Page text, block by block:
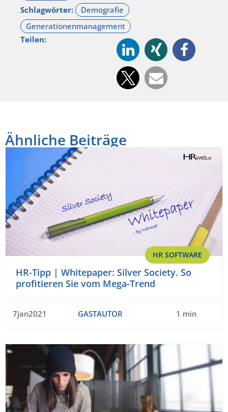
Schlagwörter:
Teilen:
Ähnliche Beiträge
HR SOFTWARE
HR-Tipp | Whitepaper: Silver Society. So
profitieren Sie vom Mega-Trend
7jan2021 GASTAUTOR 1 min